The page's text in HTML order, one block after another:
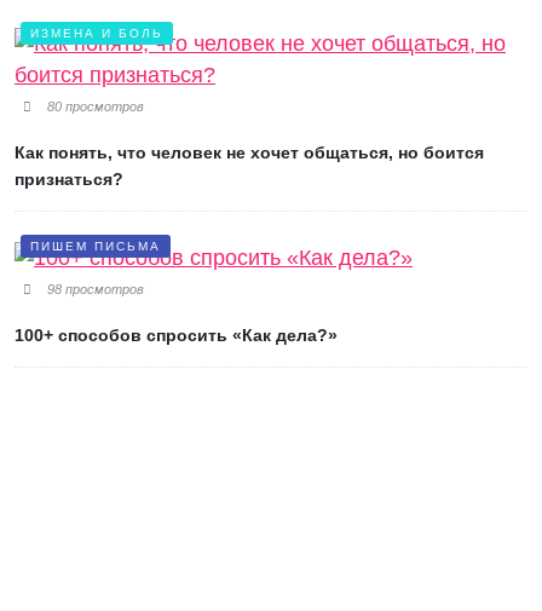
ИЗМЕНА И БОЛЬ
80 просмотров
Как понять, что человек не хочет общаться, но боится
признаться?
ПИШЕМ ПИСЬМА
98 просмотров
100+ способов спросить «Как дела?»